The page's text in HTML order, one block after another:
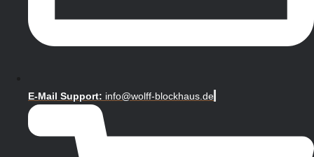
E-Mail Support: info@wolff-blockhaus.de